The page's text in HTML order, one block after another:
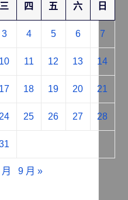
三 四 五 六 日
3 4 5 6 7
10 11 12 13 14
17 18 19 20 21
24 25 26 27 28
9 月 »